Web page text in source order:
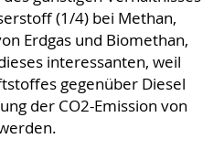
(1/4) bei Methan,
Erdgas und Biomethan,
interessanten, weil
gegenüber Diesel
der CO2-Emission von